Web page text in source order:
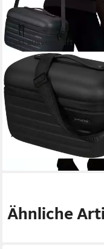
Fast ausverkauft
SAMSONITE
Beautycase STACKD
Case, black, 25 cm,
Bag Beautybox
Kosmetikbox
129,00 €
lieferbar - in 1-2 Werktagen
Ähnliche